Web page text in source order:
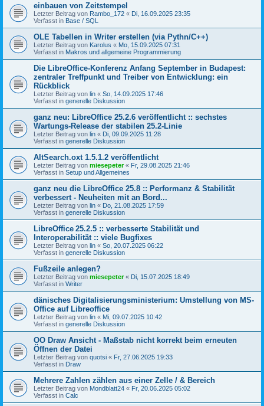
einbauen von Zeitstempel
Letzter Beitrag von Rambo_172 « Di, 16.09.2025 23:35
Verfasst in Base / SQL
OLE Tabellen in Writer erstellen (via Pythn/C++)
Letzter Beitrag von Karolus « Mo, 15.09.2025 07:31
Verfasst in Makros und allgemeine Programmierung
Die LibreOffice-Konferenz Anfang September in Budapest:
zentraler Treffpunkt und Treiber von Entwicklung: ein
Rückblick
Letzter Beitrag von lin « So, 14.09.2025 17:46
Verfasst in generelle Diskussion
ganz neu: LibreOffice 25.2.6 veröffentlicht :: sechstes
Wartungs-Release der stabilen 25.2-Linie
Letzter Beitrag von lin « Di, 09.09.2025 11:28
Verfasst in generelle Diskussion
AltSearch.oxt 1.5.1.2 veröffentlicht
Letzter Beitrag von miesepeter« Fr, 29.08.2025 21:46
Verfasst in Setup und Allgemeines
ganz neu die LibreOffice 25.8 :: Performanz & Stabilität
verbessert - Neuheiten mit an Bord...
Letzter Beitrag von lin « Do, 21.08.2025 17:59
Verfasst in generelle Diskussion
LibreOffice 25.2.5 :: verbesserte Stabilität und
Interoperabilität :: viele Bugfixes
Letzter Beitrag von lin « So, 20.07.2025 06:22
Verfasst in generelle Diskussion
Fußzeile anlegen?
Letzter Beitrag von miesepeter« Di, 15.07.2025 18:49
Verfasst in Writer
dänisches Digitalisierungsministerium: Umstellung von MS-
Office auf Libreoffice
Letzter Beitrag von lin « Mi, 09.07.2025 10:42
Verfasst in generelle Diskussion
OO Draw Ansicht - Maßstab nicht korrekt beim erneuten
Öffnen der Datei
Letzter Beitrag von quotsi « Fr, 27.06.2025 19:33
Verfasst in Draw
Mehrere Zahlen zählen aus einer Zelle / & Bereich
Letzter Beitrag von Mondblatt24 « Fr, 20.06.2025 05:02
Verfasst in Calc